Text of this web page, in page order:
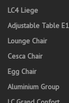
LC4 Liege
Adjustable Table
Lounge Chair
Cesca Chair
Egg Chair
Aluminium Group